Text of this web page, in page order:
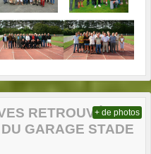
RETROUVÉS
GARAGE STADE
+ de photos